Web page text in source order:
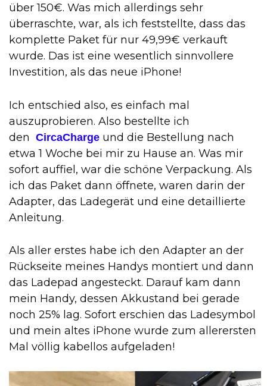
über 150€. Was mich allerdings sehr
überraschte, war, als ich feststellte, dass das
komplette Paket für nur 49,99€ verkauft
wurde. Das ist eine wesentlich sinnvollere
Investition, als das neue iPhone!
Ich entschied also, es einfach mal
auszuprobieren. Also bestellte ich
den CircaCharge und die Bestellung nach
etwa 1 Woche bei mir zu Hause an. Was mir
sofort auffiel, war die schöne Verpackung. Als
ich das Paket dann öffnete, waren darin der
Adapter, das Ladegerät und eine detaillierte
Anleitung.
Als aller erstes habe ich den Adapter an der
Rückseite meines Handys montiert und dann
das Ladepad angesteckt. Darauf kam dann
mein Handy, dessen Akkustand bei gerade
noch 25% lag. Sofort erschien das Ladesymbol
und mein altes iPhone wurde zum allerersten
Mal völlig kabellos aufgeladen!